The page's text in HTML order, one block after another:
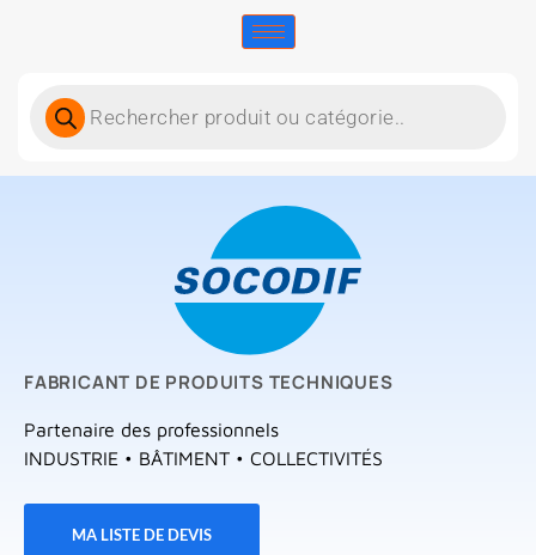
FABRICANT DE PRODUITS TECHNIQUES
Partenaire des professionnels
INDUSTRIE • BÂTIMENT • COLLECTIVITÉS
MA LISTE DE DEVIS